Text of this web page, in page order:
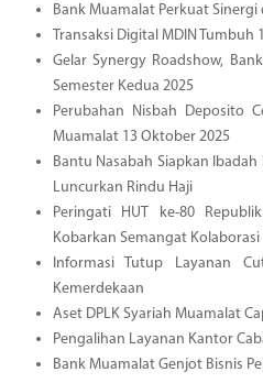
Bank Muamalat Perkuat Sinergi
Transaksi Digital MDIN Tumbuh
Gelar Synergy Roadshow,
Semester Kedua 2025
Perubahan Nisbah Deposito
Muamalat 13 Oktober 2025
Bantu Nasabah Siapkan
Luncurkan Rindu Haji
Peringati HUT ke-80
Kobarkan Semangat Kolaborasi
Informasi Tutup Layanan
Kemerdekaan
Aset DPLK Syariah Muamalat
Pengalihan Layanan Kantor
Bank Muamalat Genjot Bisnis